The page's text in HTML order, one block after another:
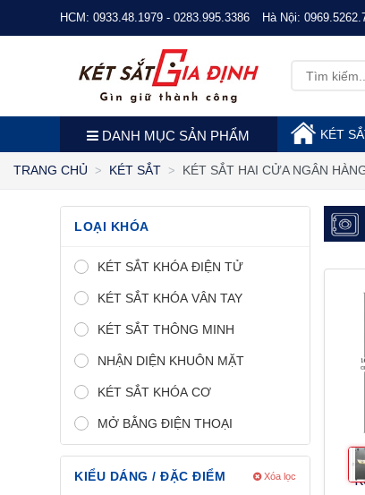
HCM: 0933.48.1979 - 0283.995.3386 Hà Nội:
DANH MỤC SẢN PHẨM KÉT
TRANG CHỦ KÉT SẮT KÉT SẮT HAI CỬA NGÂN
LOẠI KHÓA
KÉT SẮT KHÓA ĐIỆN TỬ
KÉT SẮT KHÓA VÂN TAY
KÉT SẮT THÔNG MINH
NHẬN DIỆN KHUÔN MẶT
KÉT SẮT KHÓA CƠ
MỞ BẰNG ĐIỆN THOẠI
KIỂU DÁNG / ĐẶC ĐIỂM Xóa lọc